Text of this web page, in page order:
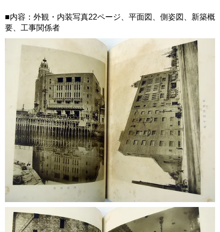
■内容：外観・内装写真22ページ、平面図、側姿図、新築概
要、工事関係者